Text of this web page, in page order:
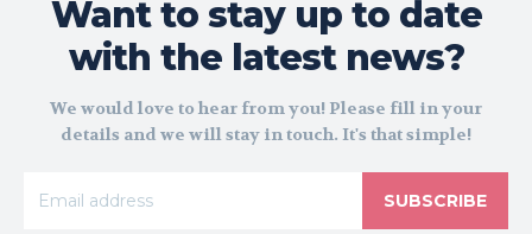
Want to stay up to date
with the latest news?
We would love to hear from you! Please fill in your
details and we will stay in touch. It's that simple!
SUBSCRIBE